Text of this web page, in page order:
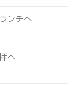
ンチへ
へ